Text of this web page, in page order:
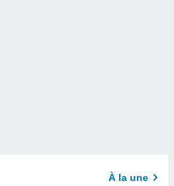
À la une